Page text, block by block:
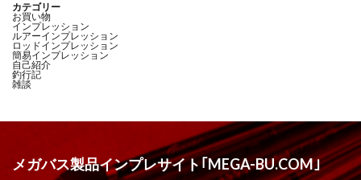
カテゴリー
お買い物
インプレッション
ルアーインプレッション
ロッドインプレッション
簡易インプレッション
自己紹介
釣行記
雑談
メガバス製品インプレサイト｢MEGA-BU.COM｣